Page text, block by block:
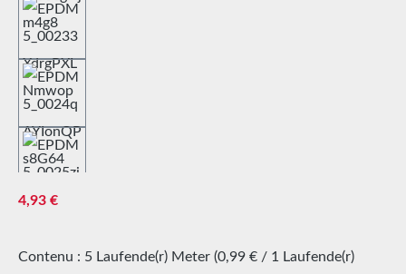
Prix régulier :
4,93 €
Contenu : 5 Laufende(r) Meter (0,99 € / 1 Laufende(r)